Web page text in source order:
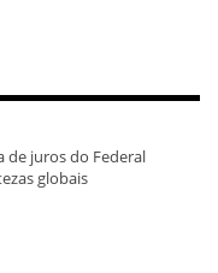
de juros do Federal
globais